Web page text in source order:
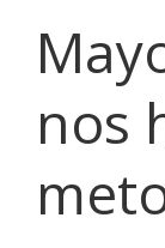
nos